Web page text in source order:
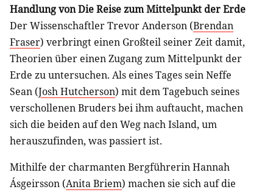
Handlung von Die Reise zum Mittelpunkt der Erde
Der Wissenschaftler Trevor Anderson (Brendan
Fraser) verbringt einen Großteil seiner Zeit damit,
Theorien über einen Zugang zum Mittelpunkt der
Erde zu untersuchen. Als eines Tages sein Neffe
Sean (Josh Hutcherson) mit dem Tagebuch seines
verschollenen Bruders bei ihm auftaucht, machen
sich die beiden auf den Weg nach Island, um
herauszufinden, was passiert ist.
Mithilfe der charmanten Bergführerin Hannah
Ásgeirsson (Anita Briem) machen sie sich auf die